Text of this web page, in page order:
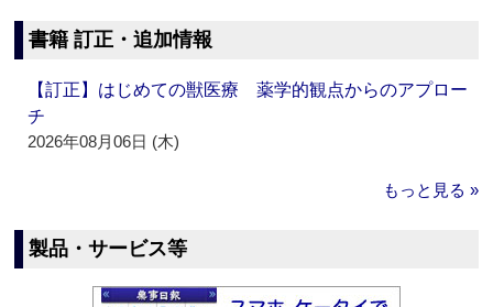
書籍 訂正・追加情報
【訂正】はじめての獣医療 薬学的観点からのアプロー
チ
2026年08月06日 (木)
もっと見る »
製品・サービス等